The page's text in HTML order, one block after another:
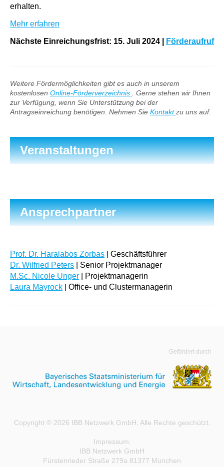
erhalten.
Mehr erfahren
Nächste Einreichungsfrist: 15. Juli 2024 Förderaufruf
Weitere Fördermöglichkeiten gibt es auch in unserem
kostenlosen Online-Förderverzeichnis
. Gerne stehen wir Ihnen
zur Verfügung, wenn Sie Unterstützung bei der
Antragseinreichung benötigen. Nehmen Sie Kontaktzu uns auf.
Veranstaltungen
Ansprechpartner
Prof. Dr. Haralabos Zorbas | Geschäftsführer
Dr. Wilfried Peters | Senior Projektmanager
M.Sc. Nicole Unger | Projektmanagerin
Laura Mayrock | Office- und Clustermanagerin
Gefördert durch
Copyright © 2026 IBB Netzwerk GmbH, Alle Rechte geschützt.
Impressum:
IBB Netzwerk GmbH
Fürstenrieder Straße 279a 81377 München